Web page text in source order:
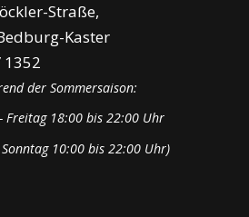
Straße,
Kaster
1352
der Sommersaison:
Freitag 18:00 bis 22:00 Uhr
Sonntag 10:00 bis 22:00 Uhr)